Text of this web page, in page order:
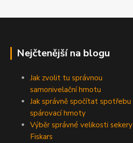
Nejčtenější na blogu
Jak zvolit tu správnou
samonivelační hmotu
Jak správně spočítat spotřebu
spárovací hmoty
Výběr správné velikosti sekery
Fiskars